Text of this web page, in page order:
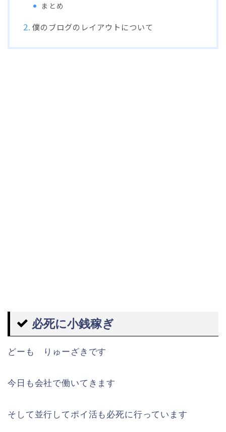
まとめ
僕のブログのレイアウトについて
必死に小銭稼ぎ
どーも りゅーざきです
今日も会社で働いてきます
そして並行してポイ活も必死に行っています